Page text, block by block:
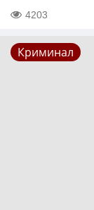
4203
Криминал